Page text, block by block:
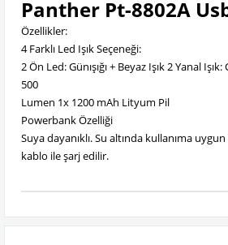
Panther Pt-8802A
Özellikler:
4 Farklı Led Işık Seçeneği:
2 Ön Led: Günışığı + Beyaz Işık 2 Yanal Işık:
500
Lumen 1x 1200 mAh Lityum Pil
Powerbank Özelliği
Suya dayanıklı. Su altında kullanıma
kablo ile şarj edilir.